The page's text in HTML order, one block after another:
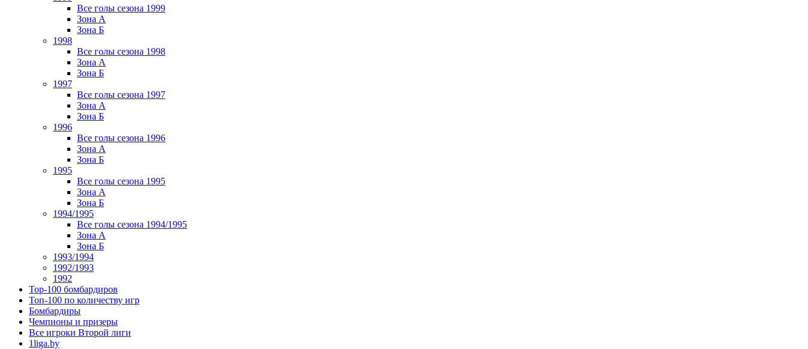
Все голы сезона 1999
Зона А
Зона Б
1998
Все голы сезона 1998
Зона А
Зона Б
1997
Все голы сезона 1997
Зона А
Зона Б
1996
Все голы сезона 1996
Зона А
Зона Б
1995
Все голы сезона 1995
Зона А
Зона Б
1994/1995
Все голы сезона 1994/1995
Зона А
Зона Б
1993/1994
1992/1993
1992
Top-100 бомбардиров
Топ-100 по количеству игр
Бомбардиры
Чемпионы и призеры
Все игроки Второй лиги
1liga.by